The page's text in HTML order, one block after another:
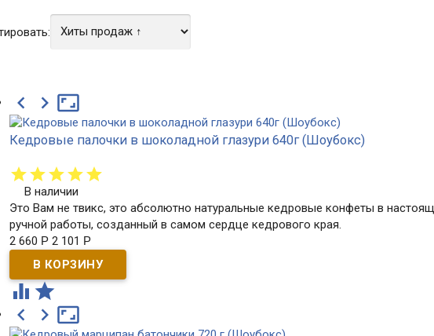
  
Кедровые палочки в шоколадной глазури 640г (Шоубокс)
В наличии
Это Вам не твикс, это абсолютно натуральные кедровые конфеты в
ручной работы, созданный в самом сердце кедрового края.​
2 660 Р 2 101 Р
 

 